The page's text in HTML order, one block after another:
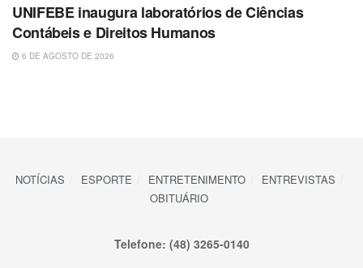
UNIFEBE inaugura laboratórios de Ciências
Contábeis e Direitos Humanos
6 DE AGOSTO DE 2026
NOTÍCIAS ESPORTE ENTRETENIMENTO
ENTREVISTAS
OBITUÁRIO
Telefone: (48) 3265-0140